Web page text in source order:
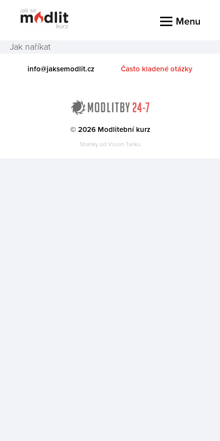
Menu
Jak naříkat
© 2026 Modlitební kurz
info@jaksemodlit.cz Často kladené otázky
Stránky od Vision Tanku